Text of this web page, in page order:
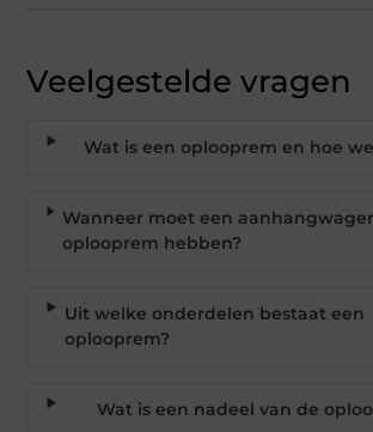
Veelgestelde vragen
Wat is een oplooprem en hoe
Wanneer moet een
oplooprem hebben?
Uit welke onderdelen bestaat een
oplooprem?
Wat is een nadeel van de